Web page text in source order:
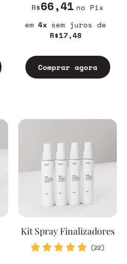
R$66,41 no Pix
4
R$17,48
sem juros
Comprar agora
Kit Spray Finalizadores
(22)